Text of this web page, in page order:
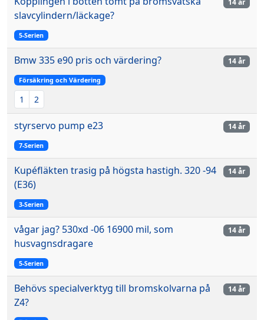
slavcylindern/läckage?
5-Serien
Bmw 335 e90 pris och värdering?
Försäkring och Värdering
1 2
14 år
styrservo pump e23
7-Serien
14 år
Kupéfläkten trasig på högsta hastigh. 320 -94
(E36)
3-Serien
14 år
vågar jag? 530xd -06 16900 mil, som
husvagnsdragare
5-Serien
14 år
Behövs specialverktyg till bromskolvarna på
Z4?
14 år